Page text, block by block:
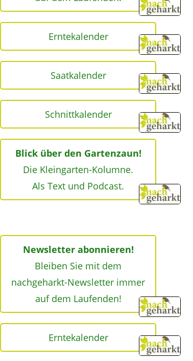
Erntekalender
Saatkalender
Schnittkalender
Blick über den Gartenzaun!
Die Kleingarten-Kolumne.
Als Text und Podcast.
Newsletter abonnieren!
Bleiben Sie mit dem
nachgeharkt-Newsletter immer
auf dem Laufenden!
Erntekalender